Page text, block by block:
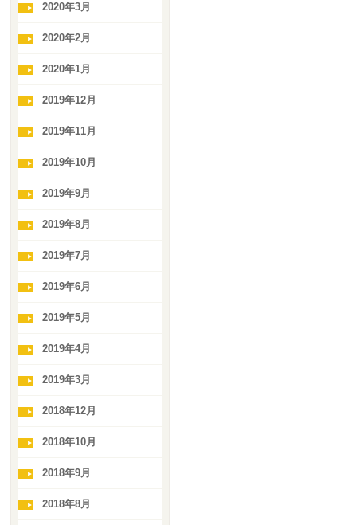
2020年3月
2020年2月
2020年1月
2019年12月
2019年11月
2019年10月
2019年9月
2019年8月
2019年7月
2019年6月
2019年5月
2019年4月
2019年3月
2018年12月
2018年10月
2018年9月
2018年8月